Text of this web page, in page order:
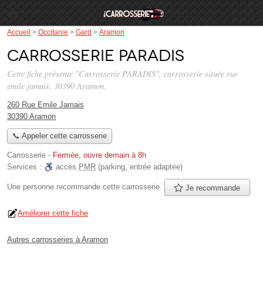
Accueil > Occitanie > Gard > Aramon
Carrosserie PARADIS
Cette fiche présente "Carrosserie PARADIS", carrosserie située rue
emile jamais, 30390 Aramon.
260 Rue Emile Jamais
30390 Aramon
📞 Appeler cette carrosserie
Carrosserie - Fermée, ouvre demain à 8h
Services :
accès PMR (parking, entrée adaptée)
Une personne recommande cette carrosserie. Je recommande
Améliorer cette fiche
Autres carrosseries à Aramon